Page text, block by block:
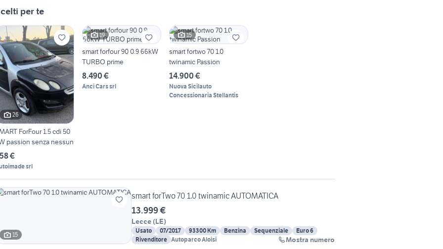
per te
26
ForFour 1.5 cdi 50
passion senza nessun
€
srl
19
smart forfour 90 0.9 66kW
TURBO prime
8.490 €
Anci Cars srl
15
smart fortwo 70 1.0
twinamic Passion
14.900 €
Nuova Sicilauto
Concessionaria Stellantis
15
smart forTwo 70 1.0 twinamic AUTOMATICA
13.999 €
Lecce (LE)
Usato 07/2017 93300 Km Benzina Sequenziale
Euro 6
Rivenditore Autoparco Aloisi Mostra numero